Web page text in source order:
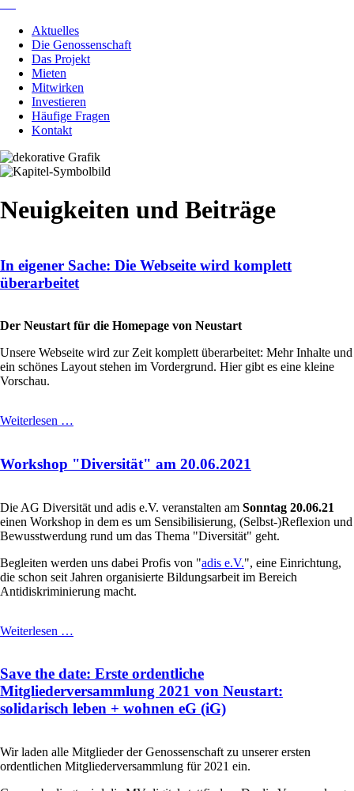
überspringen
Aktuelles
Die Genossenschaft
Das Projekt
Mieten
Mitwirken
Investieren
Häufige Fragen
Kontakt
Neuigkeiten und Beiträge
In eigener Sache: Die Webseite wird komplett
überarbeitet
Der Neustart für die Homepage von Neustart
Unsere Webseite wird zur Zeit komplett überarbeitet: Mehr Inhalte und
ein schönes Layout stehen im Vordergrund. Hier gibt es eine kleine
Vorschau.
Weiterlesen …
Die
komplett
überarbeitet
Workshop "Diversität" am 20.06.2021
Die AG Diversität und adis e.V. veranstalten am Sonntag 20.06.21
einen Workshop in dem es um Sensibilisierung, (Selbst-)Reflexion und
Bewusstwerdung rund um das Thema "Diversität" geht.
Begleiten werden uns dabei Profis von "adis e.V.", eine Einrichtung,
die schon seit Jahren organisierte Bildungsarbeit im Bereich
Antidiskriminierung macht.
Weiterlesen …
20.06.2021
Save the date: Erste ordentliche
Mitgliederversammlung 2021 von Neustart:
solidarisch leben + wohnen eG (iG)
Wir laden alle Mitglieder der Genossenschaft zu unserer ersten
ordentlichen Mitgliederversammlung für 2021 ein.